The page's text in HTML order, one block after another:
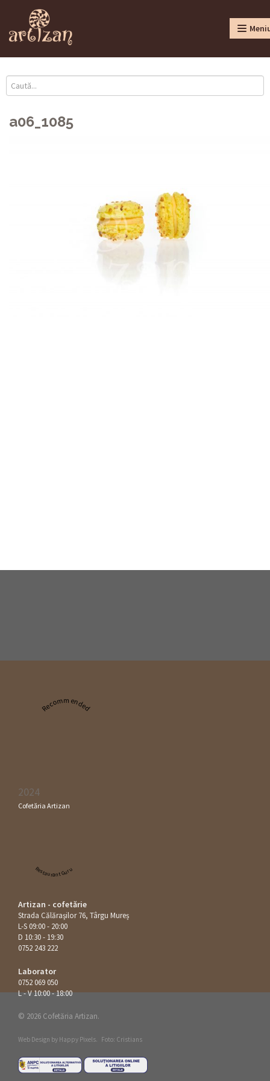
a06_1085
Recommended
2024
Cofetăria Artizan
Restaurant Guru
Artizan - cofetărie
Strada Călăraşilor 76, Târgu Mureș
L-S 09:00 - 20:00
D 10:30 - 19:30
0752 243 222
Laborator
0752 069 050
L - V 10:00 - 18:00
© 2026 Cofetăria Artizan.
Web Design by Happy Pixels. Foto: Cristians